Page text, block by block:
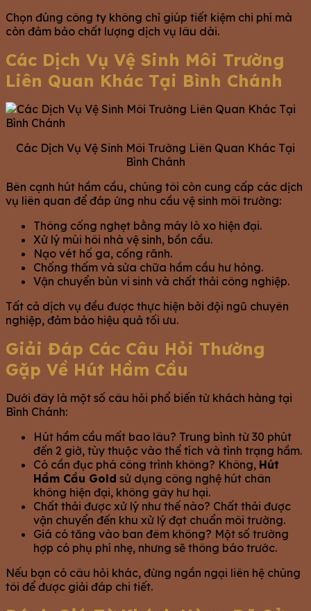
Chọn đúng công ty không chỉ giúp tiết kiệm chi phí mà
còn đảm bảo chất lượng dịch vụ lâu dài.
Các Dịch Vụ Vệ Sinh Môi Trường
Liên Quan Khác Tại Bình Chánh
Các Dịch Vụ Vệ Sinh Môi Trường Liên Quan Khác Tại
Bình Chánh
Bên cạnh hút hầm cầu, chúng tôi còn cung cấp các dịch
vụ liên quan để đáp ứng nhu cầu vệ sinh môi trường:
Thông cống nghẹt bằng máy lò xo hiện đại.
Xử lý mùi hôi nhà vệ sinh, bồn cầu.
Nạo vét hố ga, cống rãnh.
Chống thấm và sửa chữa hầm cầu hư hỏng.
Vận chuyển bùn vi sinh và chất thải công nghiệp.
Tất cả dịch vụ đều được thực hiện bởi đội ngũ chuyên
nghiệp, đảm bảo hiệu quả tối ưu.
Giải Đáp Các Câu Hỏi Thường
Gặp Về Hút Hầm Cầu
Dưới đây là một số câu hỏi phổ biến từ khách hàng tại
Bình Chánh:
Hút hầm cầu mất bao lâu? Trung bình từ 30 phút
đến 2 giờ, tùy thuộc vào thể tích và tình trạng hầm.
Có cần đục phá công trình không? Không, Hút
Hầm Cầu Gold sử dụng công nghệ hút chân
không hiện đại, không gây hư hại.
Chất thải được xử lý như thế nào? Chất thải được
vận chuyển đến khu xử lý đạt chuẩn môi trường.
Giá có tăng vào ban đêm không? Một số trường
hợp có phụ phí nhẹ, nhưng sẽ thông báo trước.
Nếu bạn có câu hỏi khác, đừng ngần ngại liên hệ chúng
tôi để được giải đáp chi tiết.